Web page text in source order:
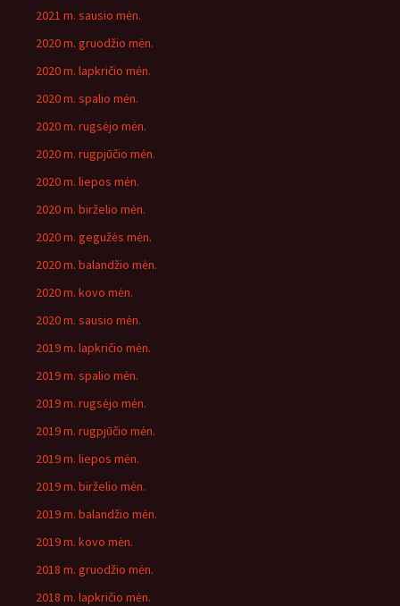
2021 m. sausio mėn.
2020 m. gruodžio mėn.
2020 m. lapkričio mėn.
2020 m. spalio mėn.
2020 m. rugsėjo mėn.
2020 m. rugpjūčio mėn.
2020 m. liepos mėn.
2020 m. birželio mėn.
2020 m. gegužės mėn.
2020 m. balandžio mėn.
2020 m. kovo mėn.
2020 m. sausio mėn.
2019 m. lapkričio mėn.
2019 m. spalio mėn.
2019 m. rugsėjo mėn.
2019 m. rugpjūčio mėn.
2019 m. liepos mėn.
2019 m. birželio mėn.
2019 m. balandžio mėn.
2019 m. kovo mėn.
2018 m. gruodžio mėn.
2018 m. lapkričio mėn.